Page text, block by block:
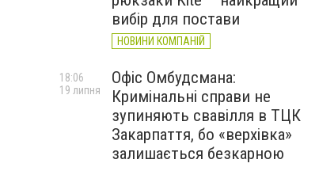
вибір для постави
НОВИНИ КОМПАНІЙ
Офіс Омбудсмана:
Кримінальні справи не
зупиняють свавілля в ТЦК
Закарпаття, бо «верхівка»
залишається безкарною
18:06
19 липня